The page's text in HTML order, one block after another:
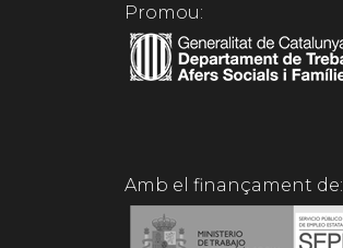
Promou:
Amb el finançament de: